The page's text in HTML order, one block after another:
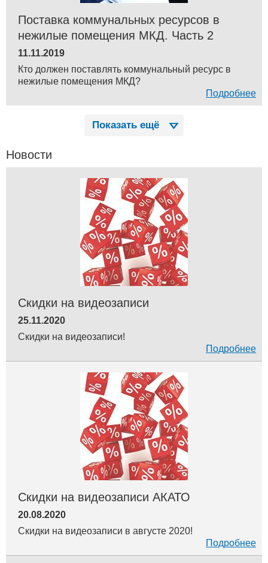
Поставка коммунальных ресурсов в
нежилые помещения МКД. Часть 2
11.11.2019
Кто должен поставлять коммунальный ресурс в
нежилые помещения МКД?
Подробнее
Показать ещё
Новости
Скидки на видеозаписи
25.11.2020
Скидки на видеозаписи!
Подробнее
Скидки на видеозаписи АКАТО
20.08.2020
Скидки на видеозаписи в августе 2020!
Подробнее